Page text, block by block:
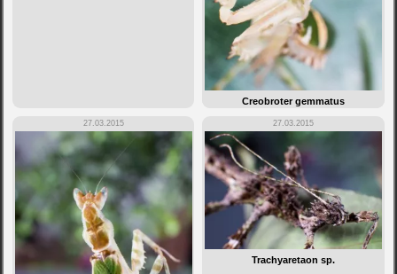
Creobroter gemmatus
27.03.2015 27.03.2015
Trachyaretaon sp.